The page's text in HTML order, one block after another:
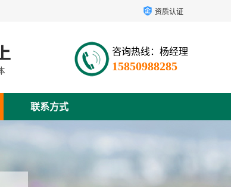
资质认证
咨询热线：杨经理
15850988285
联系方式